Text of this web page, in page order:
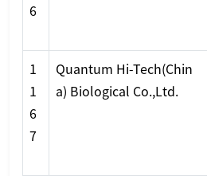
6
1
1
6
7
Quantum Hi-Tech(Chin
a) Biological Co.,Ltd.